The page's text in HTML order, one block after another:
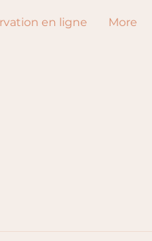
en ligne More